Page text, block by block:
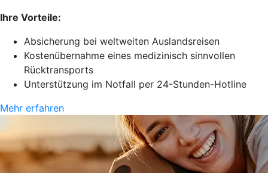
Ihre Vorteile:
Absicherung bei weltweiten Auslandsreisen
Kostenübernahme eines medizinisch sinnvollen
Rücktransports
Unterstützung im Notfall per 24-Stunden-Hotline
Mehr erfahren